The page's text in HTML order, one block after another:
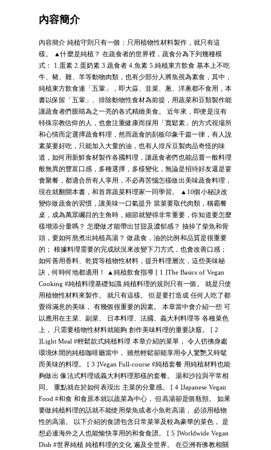
內容簡介
內容簡介 純植守則只有一個：只用植物性材料製作，就只有這
樣。 ▲什麼是純植？ 在蔬食者的世界裡，蔬食分為下列幾種模
式： 1.蛋素 2.蛋奶素 3.蔬食者 4.魚素 5.純植東方飲食 基本上不吃
牛、豬、雞、羊等動物肉類，也有少部分人將魚視為素食，其中，
純植東方飲食連「五葷」，即大蒜、韭菜、蔥、洋蔥都不食用，本
書以保留「五葷」、排除動物性食材為前提，用蔬菜和豆類製作能
讓蔬食者們眼睛為之一亮的各式精緻美食。 近年來，即便是沒有
特殊宗教信仰的人，也會注重健康而採用「寬鬆素」的方式視場所
和心情而定選擇蔬食料理，然而蔬食的刻板印象千篇一律，有人說
素菜要好吃，只能加入大量的油，也有人排斥豆製肉品奇怪的味
道，如何用新鮮食材製作各國料理，讓蔬食者們也能品嘗一般料理
般無異的豐富口感，多種選擇，多樣變化，無論是招待好友還是宴
會聚餐，都適合所有人享用，不必再苦惱怎樣做出美味蔬食料理，
現在就翻開本書，和首席蔬菜料理家一同學習。 ▲10個小秘訣改
變你做蔬食的習慣，讓美味一口氣提升 當菜要取代肉類，稱霸餐
桌，成為萬眾矚目的主角時，細節就變得非常重要，你知道要怎麼
樣增添分量嗎？ 怎麼做才能帶出甘甜及濃郁感？ 抽掉了柴魚和骨
頭，要如何熬煮出純植高湯？ 做蔬食，油的比例和品質是很重要
的； 根據料理需要的完成狀況來改變下刀方式，也會改善口感；
如何善用香料、乾貨等植物性材料，提升料理層次，這些美味秘
訣，何時何地都適用！ ▲純植飲食指導 [ 1 ]The Basics of Vegan
Cooking #純植料理基礎知識 純植料理的規則只有一個。 就是只使
用植物性材料來製作。 就只有這樣。 但是要打造成 任何人吃了都
覺得滿意的美味， 有幾個很重要的因素。 本章當中會介紹一些 可
以應用在主菜、副菜、 日本料理、法國、義大利料理等 各種菜色
上， 只需要植物性材料就能夠 創作美味料理的重要訣竅。 [ 2
]Light Meal #輕鬆款式純植料理 本章介紹的菜單， 令人彷彿身處
環境休閒的純植咖啡廳當中， 雖然輕鬆卻能享用令人驚艷又時髦
而美味的料理。 [ 3 ]Vegan Full-course #純植套餐 用純植材料也能
夠做出 像法式料理或義大利料理那樣的套餐。 湯和沙拉與平常相
同。 重點就在於如何表現出 主菜的分量感。 [ 4 ]Japanese Vegan
Food #和食 和食原本就以蔬菜為中心， 但高湯卻是個瓶頸。 如果
要做純植料理的話就不能使用柴魚或者小魚乾高湯， 必須用植物
性的高湯。 以下介紹的食譜包含日常菜單及較為豪華的菜色， 是
想必連海外之人也能愉快享用的和食食譜。 [ 5 ]Worldwide Vegan
Dish #世界純植 純植料理的文化 遍及全世界。 在亞洲有佛教相關